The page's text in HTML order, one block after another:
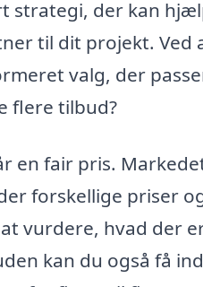
strategi, der kan
til dit projekt. Ved
valg, der
flere tilbud?
en fair pris.
forskellige priser
vurdere, hvad der
kan du også få